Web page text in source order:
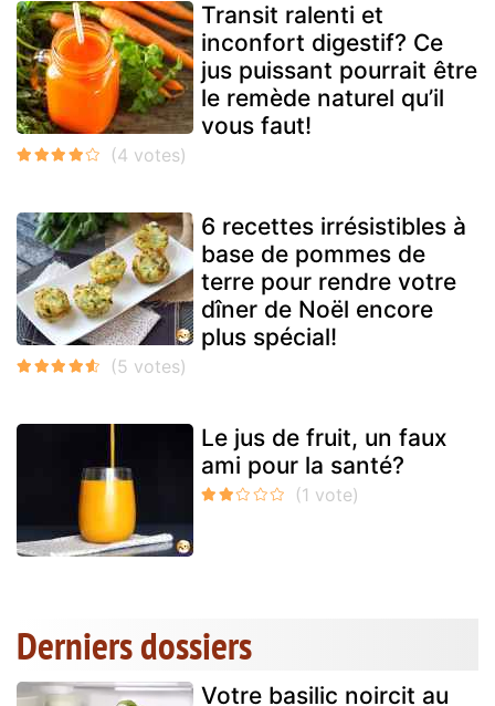
Transit ralenti et
inconfort digestif? Ce
jus puissant pourrait être
le remède naturel qu’il
vous faut!
6 recettes irrésistibles à
base de pommes de
terre pour rendre votre
dîner de Noël encore
plus spécial!
Le jus de fruit, un faux
ami pour la santé?
Derniers dossiers
Votre basilic noircit au